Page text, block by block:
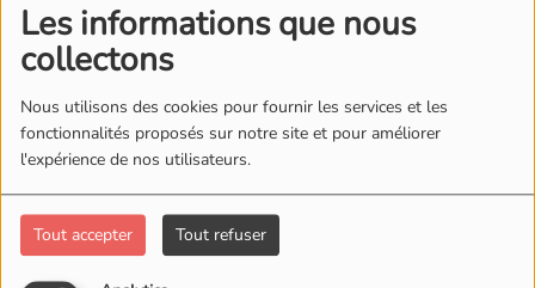
Les informations que nous
collectons
Nous utilisons des cookies pour fournir les services et les
fonctionnalités proposés sur notre site et pour améliorer
l'expérience de nos utilisateurs.
Tout accepter Tout refuser
Pages DEVENIR BÉNÉVOLE
DEVENIR BÉNÉVOLE
27 JUILLET 2025